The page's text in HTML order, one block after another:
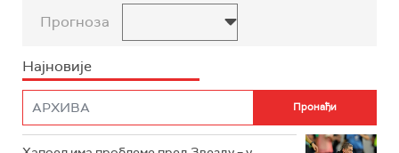
Прогноза
Најновије